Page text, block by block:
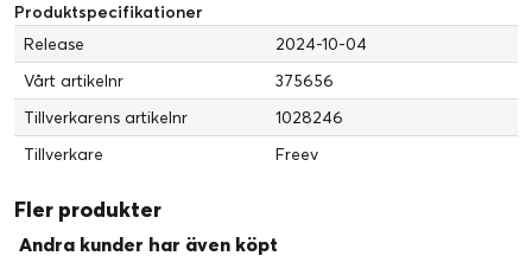
Produktspecifikationer
Release
2024-10-04
Vårt artikelnr
375656
Tillverkarens artikelnr
1028246
Tillverkare
Freev
Fler produkter
Andra kunder har även köpt